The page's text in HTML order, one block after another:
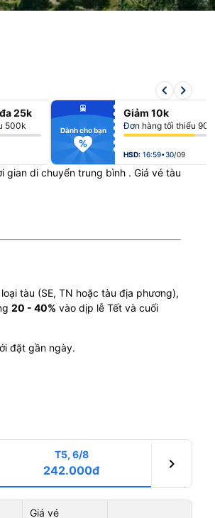
keyboard_arrow_leftkeyboard_arrow_right
25k
500k
fiber_manual_record
fiber_manual_record
fiber_manual_record
fiber_manual_record
fiber_manual_record
fiber_manual_record
fiber_manual_record
Dành cho bạn
Giảm 10k
Đơn hàng tối thiểu 900k
HSD: 16:59•30/09
gian di chuyển trung bình . Giá vé tàu
tàu (SE, TN hoặc tàu địa phương),
20 - 40% vào dịp lễ Tết và cuối
đặt gần ngày.
T5, 6/8
242.000đ chevron_right
Giá vé